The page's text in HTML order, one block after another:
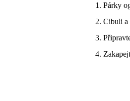
Párky
Cibuli a